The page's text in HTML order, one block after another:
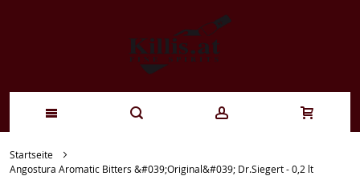
Zum
Startseite
Angostura Aromatic Bitters &#039;Original&#039; Dr.Siegert - 0,2 lt